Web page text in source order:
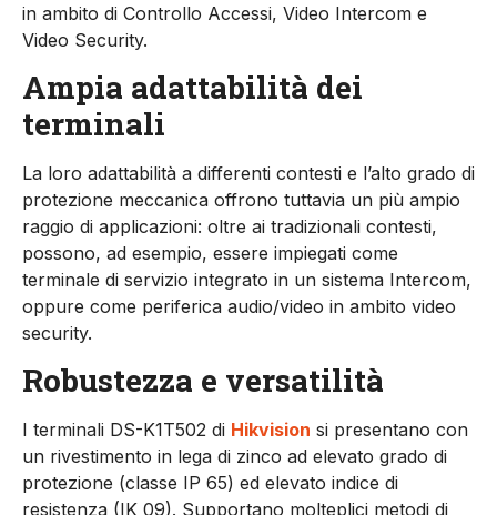
in ambito di Controllo Accessi, Video Intercom e
Video Security.
Ampia adattabilità dei
terminali
La loro adattabilità a differenti contesti e l’alto grado di
protezione meccanica offrono tuttavia un più ampio
raggio di applicazioni: oltre ai tradizionali contesti,
possono, ad esempio, essere impiegati come
terminale di servizio integrato in un sistema Intercom,
oppure come periferica audio/video in ambito video
security.
Robustezza e versatilità
I terminali DS-K1T502 di Hikvision si presentano con
un rivestimento in lega di zinco ad elevato grado di
protezione (classe IP 65) ed elevato indice di
resistenza (IK 09). Supportano molteplici metodi di